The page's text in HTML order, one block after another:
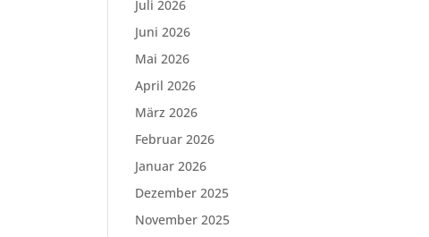
Juli 2026
Juni 2026
Mai 2026
April 2026
März 2026
Februar 2026
Januar 2026
Dezember 2025
November 2025